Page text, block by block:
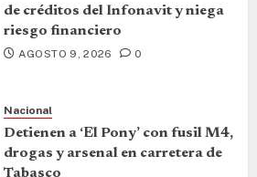
de créditos del Infonavit y niega
riesgo financiero
AGOSTO 9, 2026 0
Nacional
Detienen a ‘El Pony’ con fusil M4,
drogas y arsenal en carretera de
Tabasco